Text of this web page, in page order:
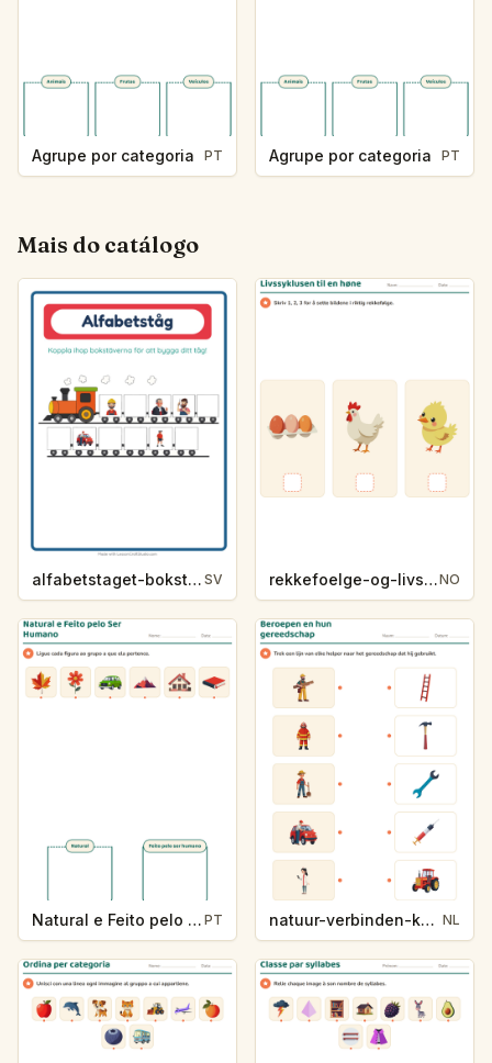
Agrupe por categoria PT Agrupe por categoria PT
Mais do catálogo
alfabetstaget-bokstavsledtrad-yrken-4317 SV rekkefoelge-og-livssykluser-g1203NO
Natural e Feito pelo Ser Humano PT natuur-verbinden-k213-5 NL